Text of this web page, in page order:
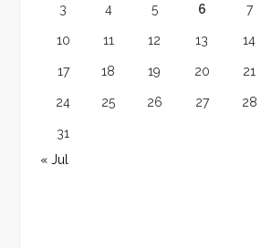
3 4 5 6 7
10 11 12 13 14
17 18 19 20 21
24 25 26 27 28
31
« Jul